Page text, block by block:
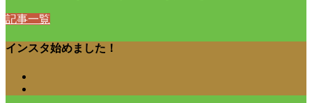
記事一覧
インスタ始めました！